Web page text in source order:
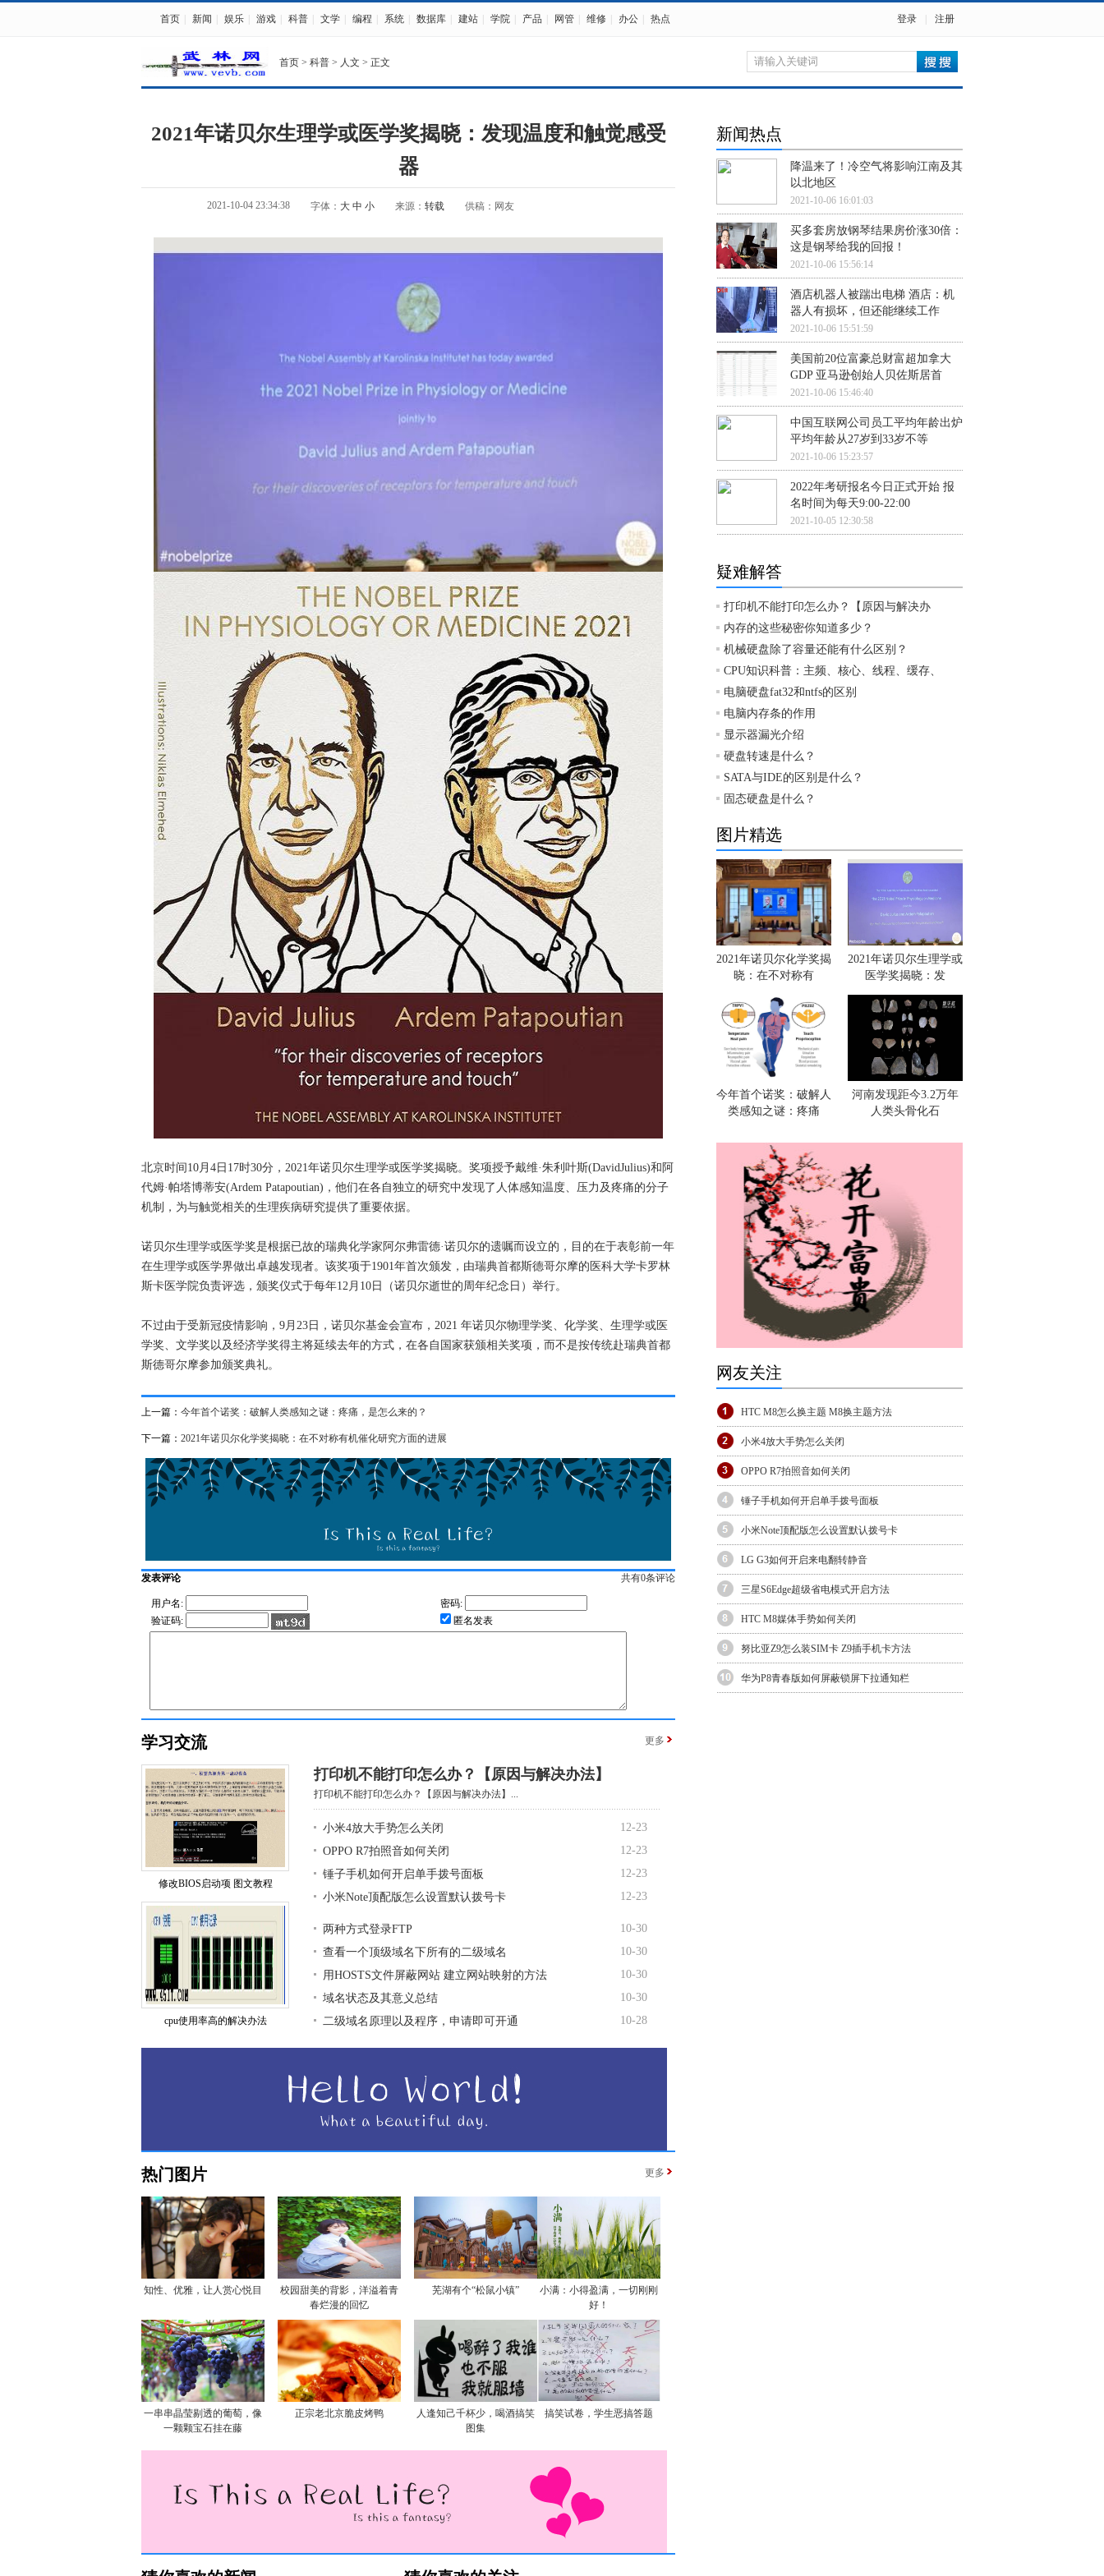
首页 新闻 娱乐 游戏 科普 文学 编程 系统 数据库 建站 学院 产品 网管 维修 办公 热点 登录 注册
首页 > 科普 > 人文 > 正文
2021年诺贝尔生理学或医学奖揭晓：发现温度和触觉感受
器
2021-10-04 23:34:38 字体： 大 中 小 来源： 转载 供稿：网友
北京时间10月4日17时30分，2021年诺贝尔生理学或医学奖揭晓。奖项授予戴维·朱利叶斯(DavidJulius)和阿
代姆·帕塔博蒂安(Ardem Patapoutian)，他们在各自独立的研究中发现了人体感知温度、压力及疼痛的分子
机制，为与触觉相关的生理疾病研究提供了重要依据。
诺贝尔生理学或医学奖是根据已故的瑞典化学家阿尔弗雷德·诺贝尔的遗嘱而设立的，目的在于表彰前一年
在生理学或医学界做出卓越发现者。该奖项于1901年首次颁发，由瑞典首都斯德哥尔摩的医科大学卡罗林
斯卡医学院负责评选，颁奖仪式于每年12月10日（诺贝尔逝世的周年纪念日）举行。
不过由于受新冠疫情影响，9月23日，诺贝尔基金会宣布，2021 年诺贝尔物理学奖、化学奖、生理学或医
学奖、文学奖以及经济学奖得主将延续去年的方式，在各自国家获颁相关奖项，而不是按传统赴瑞典首都
斯德哥尔摩参加颁奖典礼。
上一篇： 今年首个诺奖：破解人类感知之谜：疼痛，是怎么来的？
下一篇： 2021年诺贝尔化学奖揭晓：在不对称有机催化研究方面的进展
发表评论 共有0条评论
用户名:
密码:
验证码:
匿名发表
学习交流 更多
修改BIOS启动项 图文教程
cpu使用率高的解决办法
打印机不能打印怎么办？【原因与解决办法】
打印机不能打印怎么办？【原因与解决办法】...
小米4放大手势怎么关闭
12-23
OPPO R7拍照音如何关闭
12-23
锤子手机如何开启单手拨号面板
12-23
小米Note顶配版怎么设置默认拨号卡
12-23
两种方式登录FTP
10-30
查看一个顶级域名下所有的二级域名
10-30
用HOSTS文件屏蔽网站 建立网站映射的方法
10-30
域名状态及其意义总结
10-30
二级域名原理以及程序，申请即可开通
10-28
热门图片 更多
知性、优雅，让人赏心悦目
校园甜美的背影，洋溢着青
春烂漫的回忆
芜湖有个“松鼠小镇”
小满：小得盈满，一切刚刚
好！
一串串晶莹剔透的葡萄，像
一颗颗宝石挂在藤
正宗老北京脆皮烤鸭
人逢知己千杯少，喝酒搞笑
图集
搞笑试卷，学生恶搞答题
新闻热点
降温来了！冷空气将影响江南及其
以北地区
2021-10-06 16:01:03
买多套房放钢琴结果房价涨30倍：
这是钢琴给我的回报！
2021-10-06 15:56:14
酒店机器人被踹出电梯 酒店：机
器人有损坏，但还能继续工作
2021-10-06 15:51:59
美国前20位富豪总财富超加拿大
GDP 亚马逊创始人贝佐斯居首
2021-10-06 15:46:40
中国互联网公司员工平均年龄出炉
平均年龄从27岁到33岁不等
2021-10-06 15:23:57
2022年考研报名今日正式开始 报
名时间为每天9:00-22:00
2021-10-05 12:30:58
疑难解答
打印机不能打印怎么办？【原因与解决办
内存的这些秘密你知道多少？
机械硬盘除了容量还能有什么区别？
CPU知识科普：主频、核心、线程、缓存、
电脑硬盘fat32和ntfs的区别
电脑内存条的作用
显示器漏光介绍
硬盘转速是什么？
SATA与IDE的区别是什么？
固态硬盘是什么？
图片精选
2021年诺贝尔化学奖揭
晓：在不对称有
2021年诺贝尔生理学或
医学奖揭晓：发
今年首个诺奖：破解人
类感知之谜：疼痛
河南发现距今3.2万年
人类头骨化石
网友关注
HTC M8怎么换主题 M8换主题方法
小米4放大手势怎么关闭
OPPO R7拍照音如何关闭
锤子手机如何开启单手拨号面板
小米Note顶配版怎么设置默认拨号卡
LG G3如何开启来电翻转静音
三星S6Edge超级省电模式开启方法
HTC M8媒体手势如何关闭
努比亚Z9怎么装SIM卡 Z9插手机卡方法
华为P8青春版如何屏蔽锁屏下拉通知栏